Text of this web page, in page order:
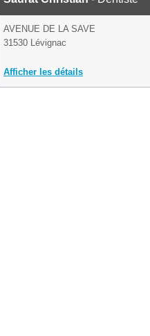
AVENUE DE LA SAVE
31530 Lévignac
Afficher les détails